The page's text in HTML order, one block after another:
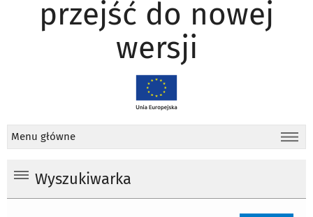
przejść do nowej
wersji
Menu główne
Wyszukiwarka